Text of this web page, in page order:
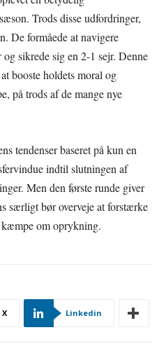
Trods disse udfordringer,
De formåede at navigere
sikrede sig en 2-1 sejr. Denne
booste holdets moral og
på trods af de mange nye
tendenser baseret på kun en
indtil slutningen af
Men den første runde giver
særligt bør overveje at forstærke
kæmpe om oprykning.
X Linkedin